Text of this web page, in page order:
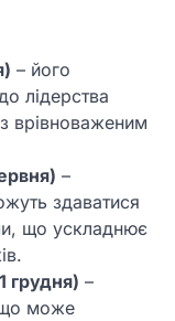
– його
лідерства
врівноваженим
–
здаватися
що ускладнює
грудня) –
що може